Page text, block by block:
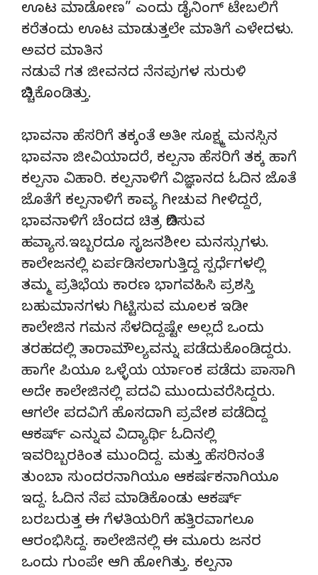
ಊಟ ಮಾಡೋಣ” ಎಂದು ಡೈನಿಂಗ್ ಟೇಬಲಿಗೆ
ಕರೆತಂದು ಊಟ ಮಾಡುತ್ತಲೇ ಮಾತಿಗೆ ಎಳೇದಳು.
ಅವರ ಮಾತಿನ
ನಡುವೆ ಗತ ಜೀವನದ ನೆನಪುಗಳ ಸುರುಳಿ
ಬಿಚ್ಚಿಕೊಂಡಿತ್ತು.
ಭಾವನಾ ಹೆಸರಿಗೆ ತಕ್ಕಂತೆ ಅತೀ ಸೂಕ್ಷ್ಮ ಮನಸ್ಸಿನ
ಭಾವನಾ ಜೀವಿಯಾದರೆ, ಕಲ್ಪನಾ ಹೆಸರಿಗೆ ತಕ್ಕ ಹಾಗೆ
ಕಲ್ಪನಾ ವಿಹಾರಿ. ಕಲ್ಪನಾಳಿಗೆ ವಿಜ್ಞಾನದ ಓದಿನ ಜೊತೆ
ಜೊತೆಗೆ ಕಲ್ಪನಾಳಿಗೆ ಕಾವ್ಯ ಗೀಚುವ ಗೀಳಿದ್ದರೆ,
ಭಾವನಾಳಿಗೆ ಚೆಂದದ ಚಿತ್ರ ಬಿಡಿಸುವ
ಹವ್ಯಾಸ.ಇಬ್ಬರದೂ ಸೃಜನಶೀಲ ಮನಸ್ಸುಗಳು.
ಕಾಲೇಜನಲ್ಲಿ ಏರ್ಪಡಿಸಲಾಗುತ್ತಿದ್ದ ಸ್ಪರ್ಧೆಗಳಲ್ಲಿ
ತಮ್ಮ ಪ್ರತಿಭೆಯ ಕಾರಣ ಭಾಗವಹಿಸಿ ಪ್ರಶಸ್ತಿ
ಬಹುಮಾನಗಳು ಗಿಟ್ಟಿಸುವ ಮೂಲಕ ಇಡೀ
ಕಾಲೇಜಿನ ಗಮನ ಸೆಳದಿದ್ದಷ್ಟೇ ಅಲ್ಲದೆ ಒಂದು
ತರಹದಲ್ಲಿ ತಾರಾಮೌಲ್ಯವನ್ನು ಪಡೆದುಕೊಂಡಿದ್ದರು.
ಹಾಗೇ ಪಿಯೂ ಒಳ್ಳೆಯ ರ್ಯಾಂಕ ಪಡೆದು ಪಾಸಾಗಿ
ಅದೇ ಕಾಲೇಜಿನಲ್ಲಿ ಪದವಿ ಮುಂದುವರೆಸಿದ್ದರು.
ಆಗಲೇ ಪದವಿಗೆ ಹೊಸದಾಗಿ ಪ್ರವೇಶ ಪಡೆದಿದ್ದ
ಆಕರ್ಷ್ ಎನ್ನುವ ವಿದ್ಯಾರ್ಥಿ ಓದಿನಲ್ಲಿ
ಇವರಿಬ್ಬರಕಿಂತ ಮುಂದಿದ್ದ. ಮತ್ತು ಹೆಸರಿನಂತೆ
ತುಂಬಾ ಸುಂದರನಾಗಿಯೂ ಆಕರ್ಷಕನಾಗಿಯೂ
ಇದ್ದ. ಓದಿನ ನೆಪ ಮಾಡಿಕೊಂಡು ಆಕರ್ಷ್
ಬರಬರುತ್ತ ಈ ಗೆಳತಿಯರಿಗೆ ಹತ್ತಿರವಾಗಲೂ
ಆರಂಭಿಸಿದ್ದ. ಕಾಲೇಜಿನಲ್ಲಿ ಈ ಮೂರು ಜನರ
ಒಂದು ಗುಂಪೇ ಆಗಿ ಹೋಗಿತ್ತು. ಕಲ್ಪನಾ